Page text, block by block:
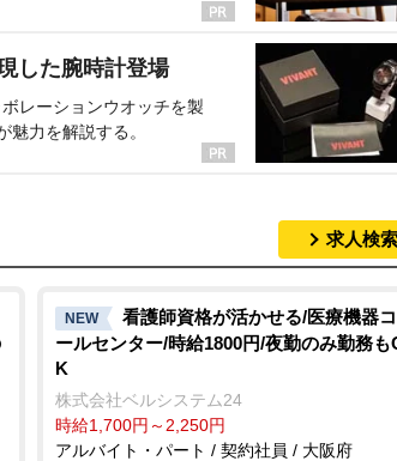
した腕時計登場
レーションウオッチを製
力を解説する。
求人検索
NEW
看護師資格が活かせる/医療機器コ
ールセンター/時給1800円/夜勤のみ勤務も
K
株式会社ベルシステム24
時給1,700円～2,250円
アルバイト・パート / 契約社員 / 大阪府